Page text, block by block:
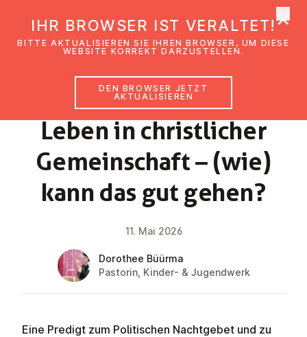
Leben in christ­li­cher
Ge­mein­schaft – (wie)
kann das gut gehen?
GLAUBENSIMPULS
11. Mai 2026
Dorothee Büürma
Pastorin, Kinder- & Jugendwerk
Eine Predigt zum Politischen Nachtgebet und zu
IHR BROWSER IST VERALTET!
BITTE AKTUALISIEREN SIE IHREN BROWSER, UM DIESE
WEBSITE KORREKT DARZUSTELLEN.
DEN BROWSER JETZT
AKTUALISIEREN
×